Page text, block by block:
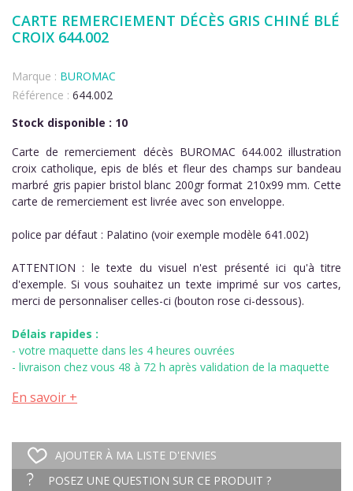
CARTE REMERCIEMENT DÉCÈS GRIS CHINÉ BLÉ
CROIX 644.002
Marque : BUROMAC
Référence : 644.002
Stock disponible : 10
Carte de remerciement décès BUROMAC 644.002 illustration
croix catholique, epis de blés et fleur des champs sur bandeau
marbré gris papier bristol blanc 200gr format 210x99 mm. Cette
carte de remerciement est livrée avec son enveloppe.
police par défaut : Palatino (voir exemple modèle 641.002)
ATTENTION : le texte du visuel n'est présenté ici qu'à titre
d'exemple. Si vous souhaitez un texte imprimé sur vos cartes,
merci de personnaliser celles-ci (bouton rose ci-dessous).
Délais rapides :
- votre maquette dans les 4 heures ouvrées
- livraison chez vous 48 à 72 h après validation de la maquette
En savoir +
AJOUTER À MA LISTE D'ENVIES
POSEZ UNE QUESTION SUR CE PRODUIT ?